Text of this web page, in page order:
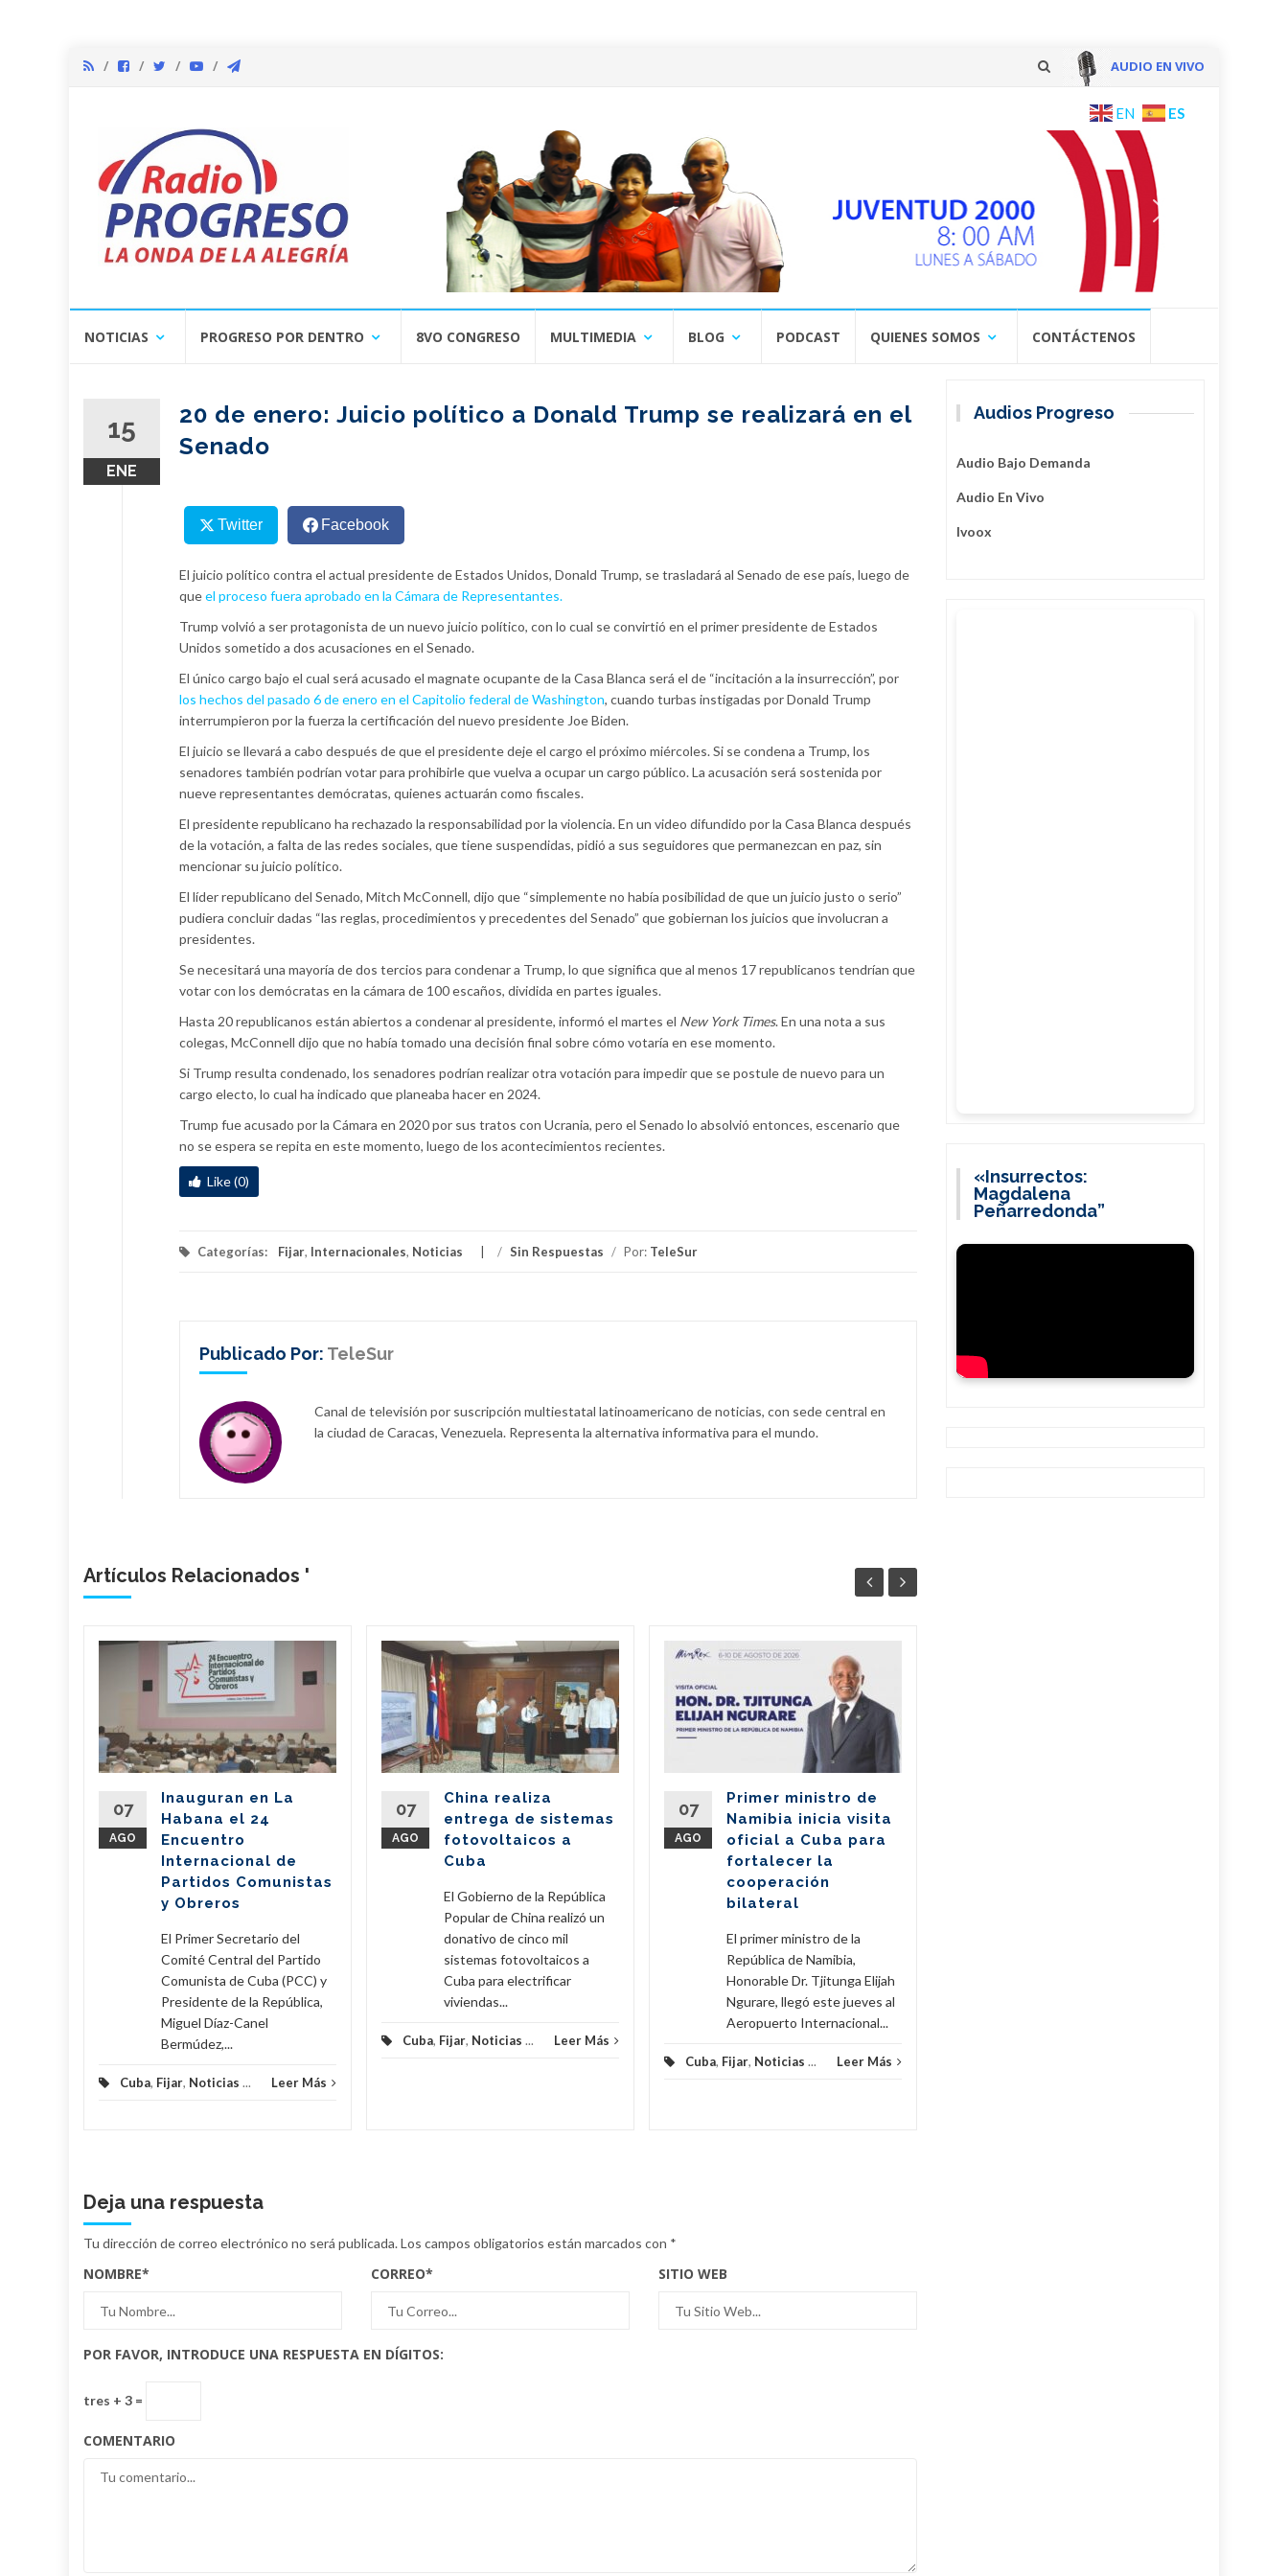
AUDIO EN VIVO
content
EN ES
NOTICIAS PROGRESO POR DENTRO 8VO CONGRESO MULTIMEDIA BLOG PODCAST QUIENES SOMOS CONTÁCTENOS
15
ENE
20 de enero: Juicio político a Donald Trump se realizará en el
Senado
Twitter Facebook
El juicio político contra el actual presidente de Estados Unidos, Donald Trump, se trasladará al Senado de ese país, luego de
queel proceso fuera aprobado en la Cámara de Representantes.
Trump volvió a ser protagonista de un nuevo juicio político, con lo cual se convirtió en el primer presidente de Estados
Unidos sometido a dos acusaciones en el Senado.
El único cargo bajo el cual será acusado el magnate ocupante de la Casa Blanca será el de “incitación a la insurrección”, por
los hechos del pasado 6 de enero en el Capitolio federal de Washington, cuando turbas instigadas por Donald Trump
interrumpieron por la fuerza la certificación del nuevo presidente Joe Biden.
El juicio se llevará a cabo después de que el presidente deje el cargo el próximo miércoles. Si se condena a Trump, los
senadores también podrían votar para prohibirle que vuelva a ocupar un cargo público. La acusación será sostenida por
nueve representantes demócratas, quienes actuarán como fiscales.
El presidente republicano ha rechazado la responsabilidad por la violencia. En un video difundido por la Casa Blanca después
de la votación, a falta de las redes sociales, que tiene suspendidas, pidió a sus seguidores que permanezcan en paz, sin
mencionar su juicio político.
El líder republicano del Senado, Mitch McConnell, dijo que “simplemente no había posibilidad de que un juicio justo o serio”
pudiera concluir dadas “las reglas, procedimientos y precedentes del Senado” que gobiernan los juicios que involucran a
presidentes.
Se necesitará una mayoría de dos tercios para condenar a Trump, lo que significa que al menos 17 republicanos tendrían que
votar con los demócratas en la cámara de 100 escaños, dividida en partes iguales.
Hasta 20 republicanos están abiertos a condenar al presidente, informó el martes el New York Times. En una nota a sus
colegas, McConnell dijo que no había tomado una decisión final sobre cómo votaría en ese momento.
Si Trump resulta condenado, los senadores podrían realizar otra votación para impedir que se postule de nuevo para un
cargo electo, lo cual ha indicado que planeaba hacer en 2024.
Trump fue acusado por la Cámara en 2020 por sus tratos con Ucrania, pero el Senado lo absolvió entonces, escenario que
no se espera se repita en este momento, luego de los acontecimientos recientes.
Like (0)
Categorías: Fijar, Internacionales, Noticias / Sin Respuestas / Por: TeleSur
Publicado Por: TeleSur
Canal de televisión por suscripción multiestatal latinoamericano de noticias, con sede central en
la ciudad de Caracas, Venezuela. Representa la alternativa informativa para el mundo.
Artículos Relacionados '
07
AGO
Inauguran en La
Habana el 24
Encuentro
Internacional de
Partidos Comunistas
y Obreros
El Primer Secretario del
Comité Central del Partido
Comunista de Cuba (PCC) y
Presidente de la República,
Miguel Díaz-Canel
Bermúdez,...
Cuba, Fijar, Noticias ... Leer Más
07
AGO
China realiza
entrega de sistemas
fotovoltaicos a
Cuba
El Gobierno de la República
Popular de China realizó un
donativo de cinco mil
sistemas fotovoltaicos a
Cuba para electrificar
viviendas...
Cuba, Fijar, Noticias ... Leer Más
07
AGO
Primer ministro de
Namibia inicia visita
oficial a Cuba para
fortalecer la
cooperación
bilateral
El primer ministro de la
República de Namibia,
Honorable Dr. Tjitunga Elijah
Ngurare, llegó este jueves al
Aeropuerto Internacional...
Cuba, Fijar, Noticias ... Leer Más
Deja una respuesta
Tu dirección de correo electrónico no será publicada.Los campos obligatorios están marcados con *
NOMBRE* CORREO* SITIO WEB
POR FAVOR, INTRODUCE UNA RESPUESTA EN DÍGITOS:
tres + 3 =
COMENTARIO
Audios Progreso
Audio Bajo Demanda
Audio En Vivo
Ivoox
«Insurrectos:
Magdalena
Peñarredonda”